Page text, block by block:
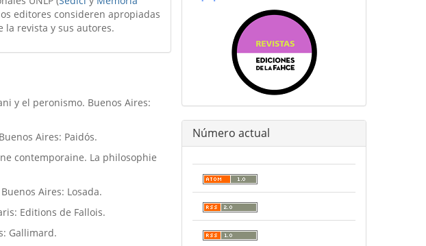
editores consideren apropiadas
revista y sus autores.
y el peronismo. Buenos Aires:
Aires: Paidós.
contemporaine. La philosophie
Aires: Losada.
Editions de Fallois.
Gallimard.
Número actual